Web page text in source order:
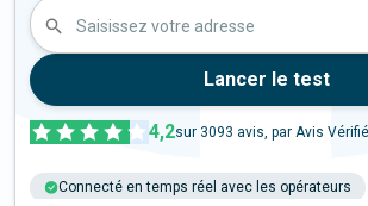
Saisissez votre adresse
Lancer le test
4,2sur 3093 avis, par Avis
Connecté en temps réel avec les opérateurs